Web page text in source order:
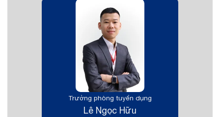
Trưởng phòng tuyển dụng
Lê Ngọc Hữu